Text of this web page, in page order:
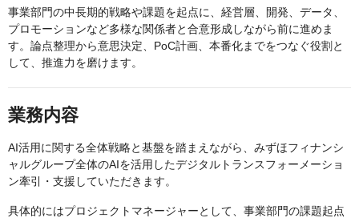
事業部門の中長期的戦略や課題を起点に、経営層、開発、データ、
プロモーションなど多様な関係者と合意形成しながら前に進めま
す。論点整理から意思決定、PoC計画、本番化までをつなぐ役割と
して、推進力を磨けます。
業務内容
AI活用に関する全体戦略と基盤を踏まえながら、みずほフィナンシ
ャルグループ全体のAIを活用したデジタルトランスフォーメーショ
ン牽引・支援していただきます。
具体的にはプロジェクトマネージャーとして、事業部門の課題起点